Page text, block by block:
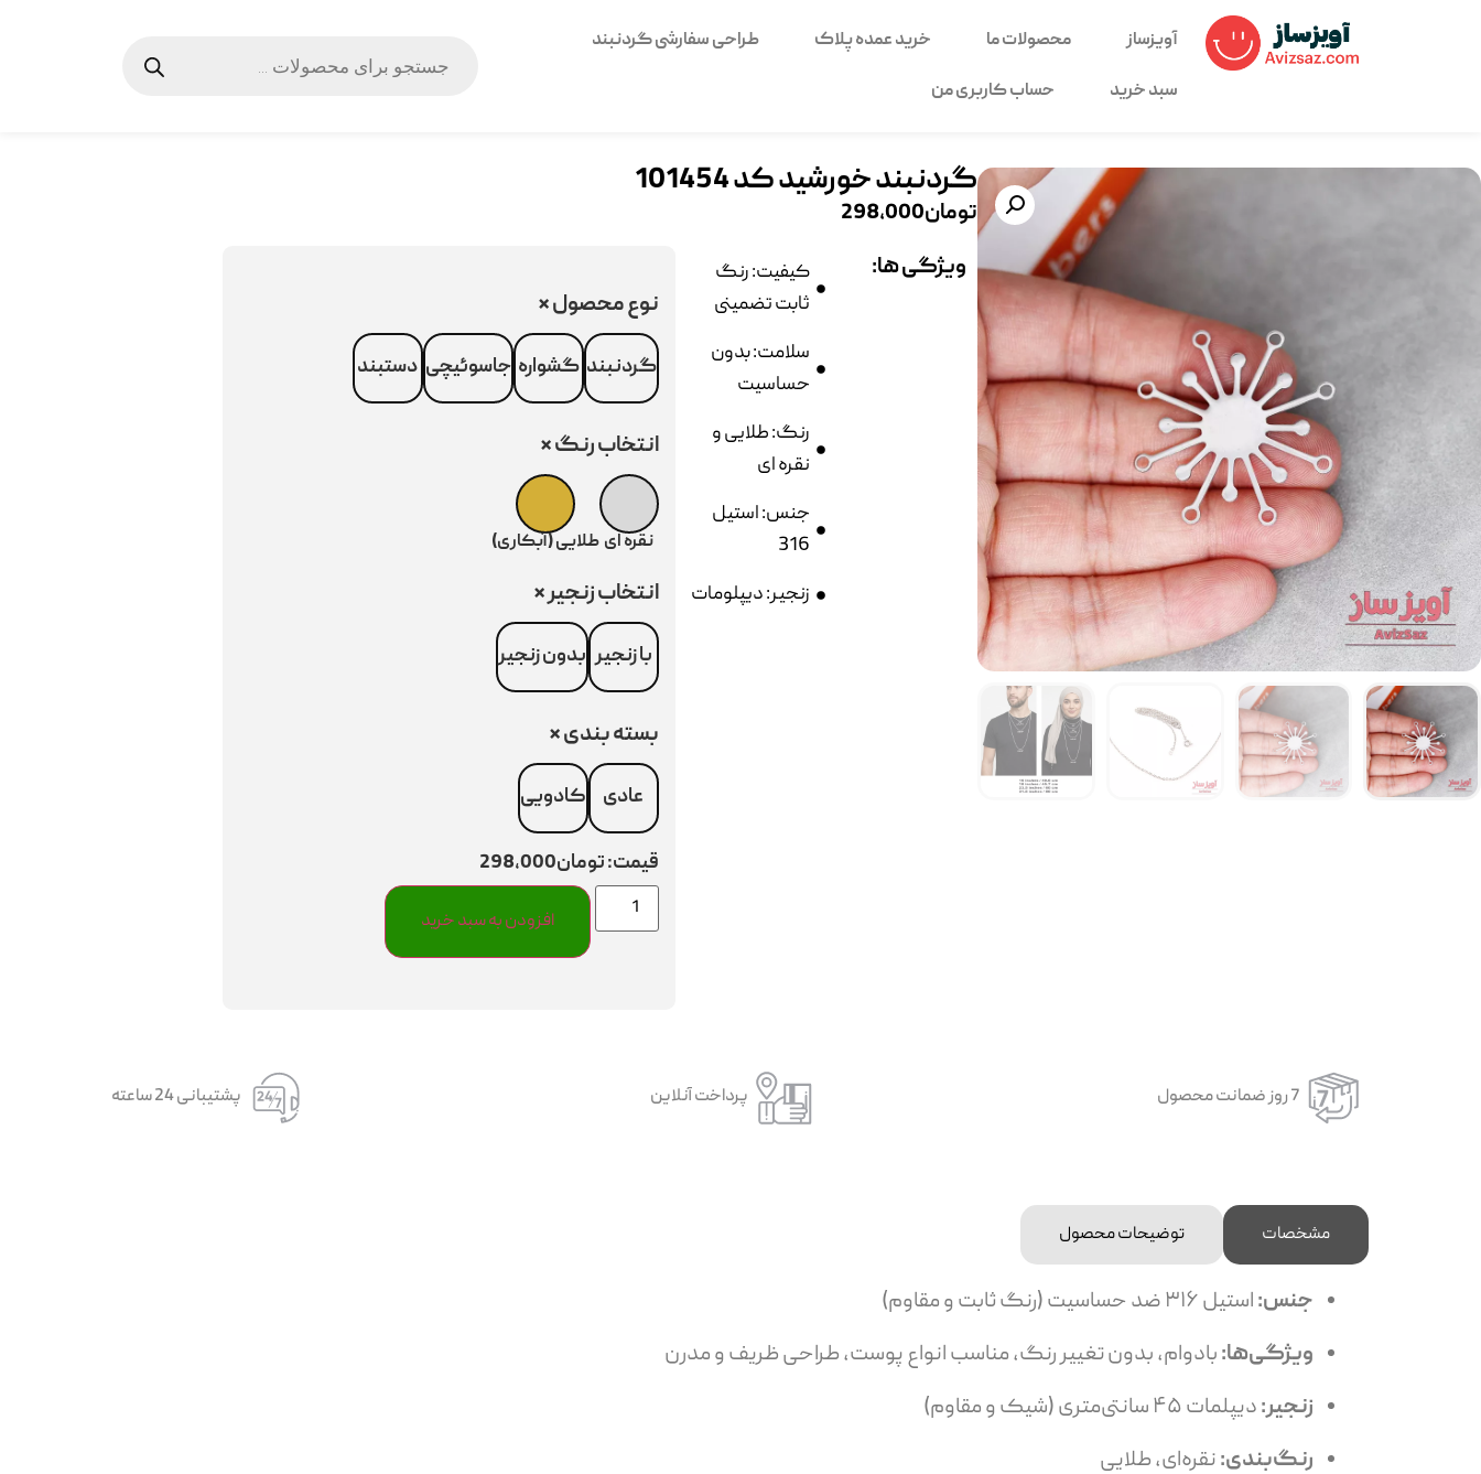
آویزساز محصولات ما خرید عمده پلاک طراحی سفارشی گردنبند
سبد خرید حساب کاربری من
گردنبند خورشید کد 101454
تومان298,000
ویژگی ها:
کیفیت: رنگ
ثابت تضمینی
سلامت: بدون
حساسیت
رنگ: طلایی و
نقره ای
جنس: استیل
316
زنجیر: دیپلومات
نوع محصول*
گردنبند گشواره جاسوئیچی دستبند
انتخاب رنگ*
نقره ای طلایی (آبکاری)
انتخاب زنجیر*
با زنجیر بدون زنجیر
بسته بندی*
عادی کادویی
قیمت:تومان298,000
افزودن به سبد خرید
7 روز ضمانت محصول پرداخت آنلاین پشتیبانی 24 ساعته
مشخصات توضیحات محصول
جنس:استیل ۳۱۶ ضد حساسیت (رنگ ثابت و مقاوم)
ویژگی‌ها:بادوام، بدون تغییر رنگ، مناسب انواع پوست، طراحی ظریف و مدرن
زنجیر:دیپلمات ۴۵ سانتی‌متری (شیک و مقاوم)
رنگ‌بندی:نقره‌ای، طلایی